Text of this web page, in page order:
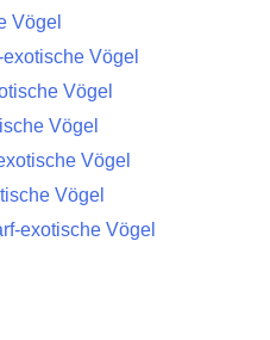
Vögel
Vögel
Vögel
Vögel
Vögel
Vögel
exotische Vögel